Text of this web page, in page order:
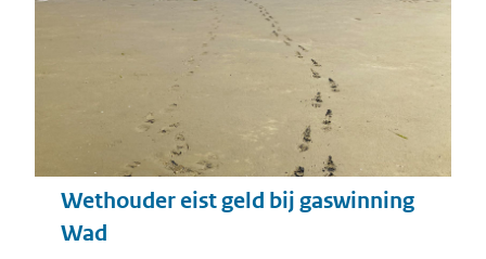
Wethouder eist geld bij gaswinning
Wad